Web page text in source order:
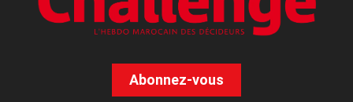
Abonnez-vous